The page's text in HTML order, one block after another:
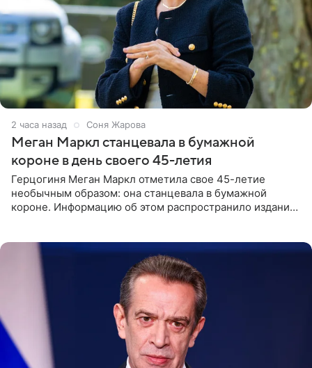
2 часа назад Соня Жарова
Меган Маркл станцевала в бумажной
короне в день своего 45-летия
Герцогиня Меган Маркл отметила свое 45-летие
необычным образом: она станцевала в бумажной
короне. Информацию об этом распространило издание